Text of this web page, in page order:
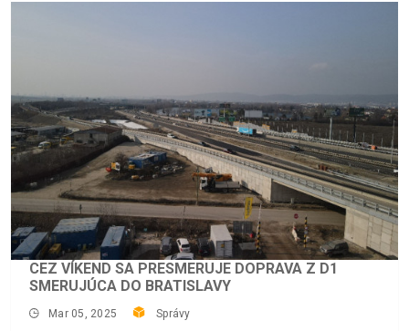
CEZ VÍKEND SA PRESMERUJE DOPRAVA Z D1
SMERUJÚCA DO BRATISLAVY
Mar 05, 2025 Správy